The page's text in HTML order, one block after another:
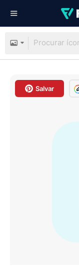
Salvar